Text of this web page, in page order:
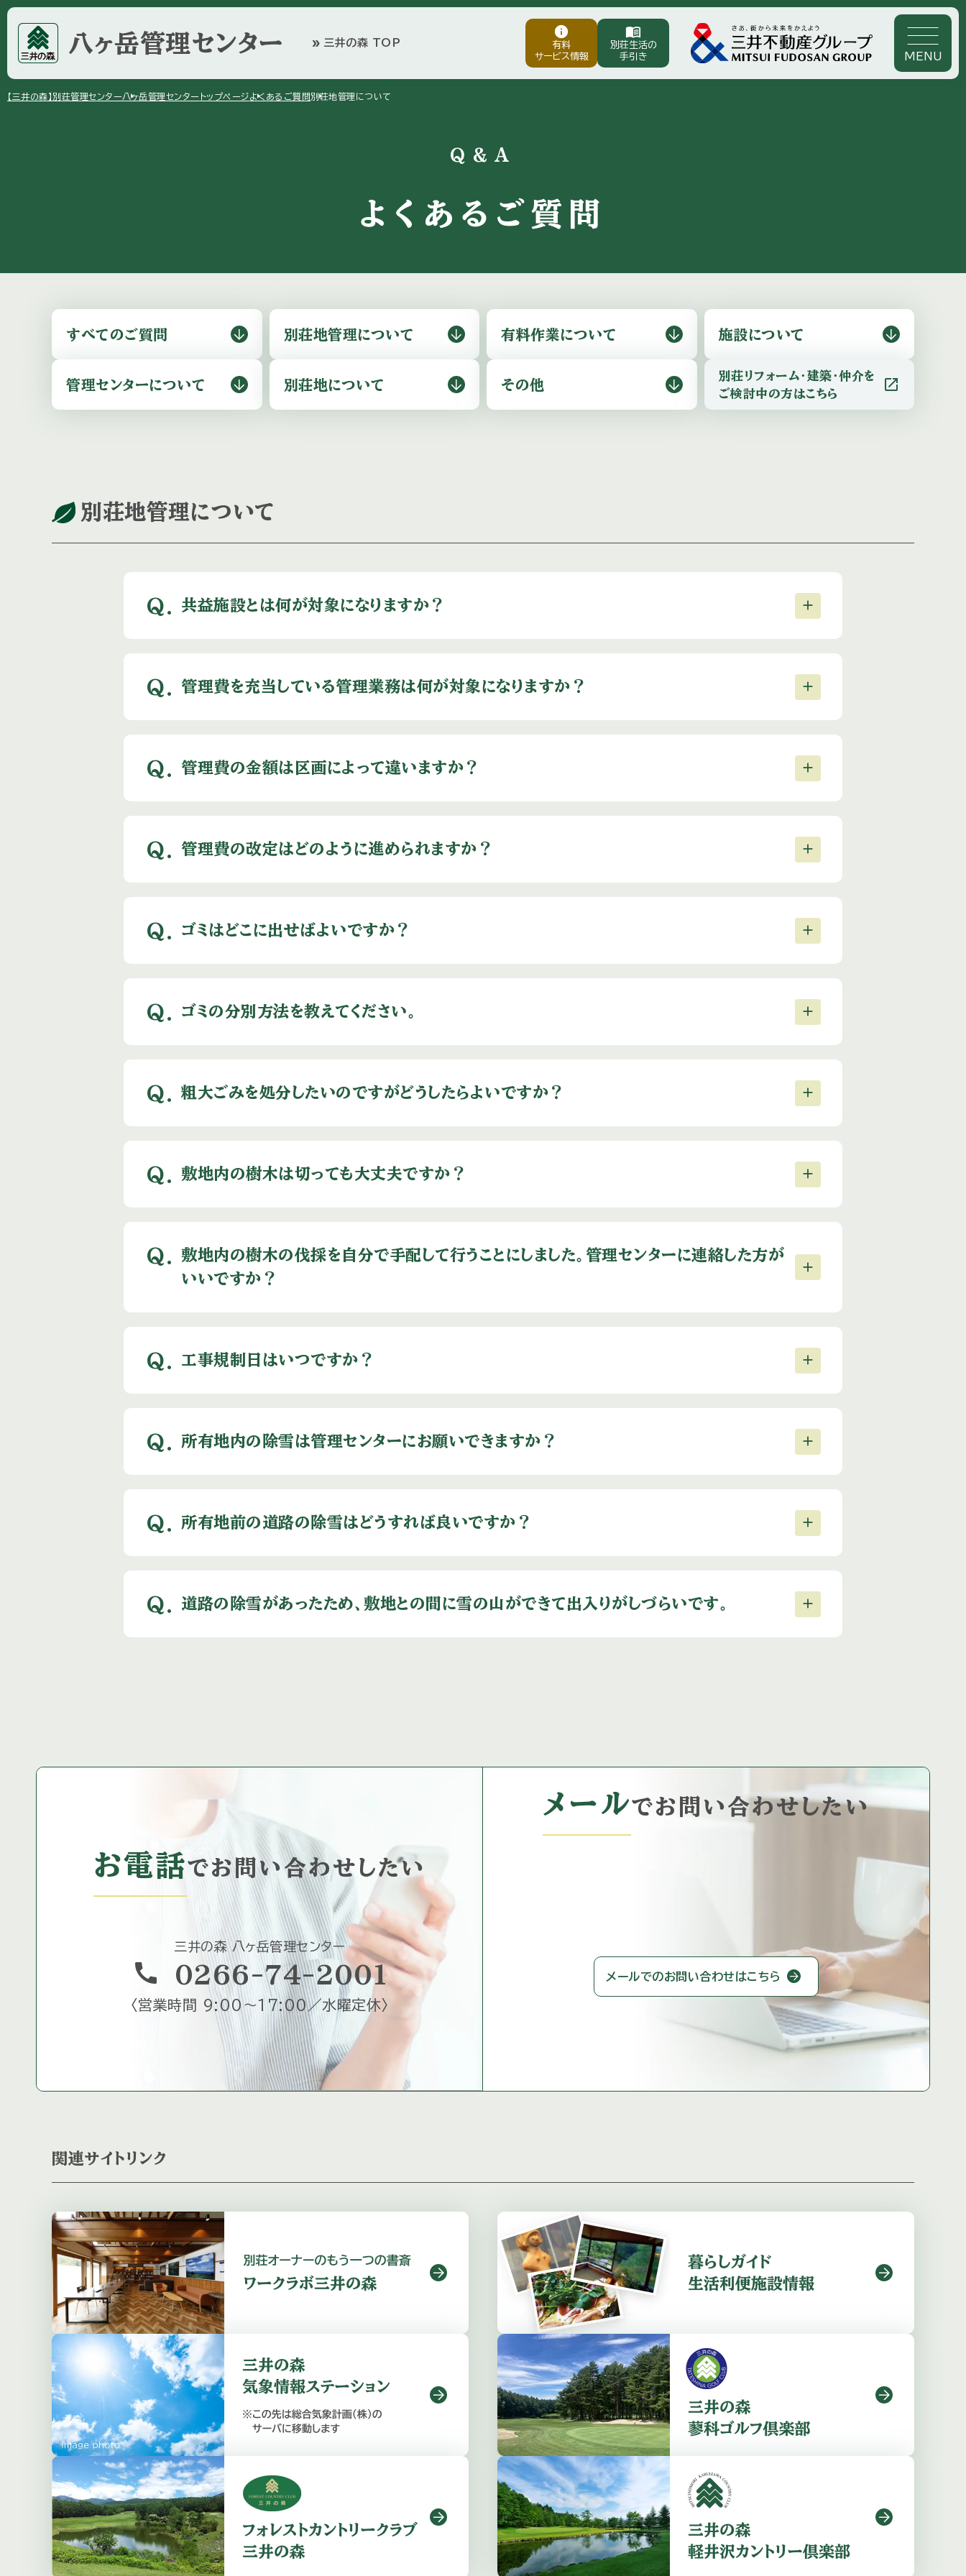
八ヶ岳管理センター double_arrow 三井の森 TOP
info
有料
サービス情報
menu_book
別荘生活の
手引き
MENU
【三井の森】 別荘管理センター arrow_right
八ヶ岳管理センター トップページ arrow_right
よくあるご質問 arrow_right
別荘地管理について
Q&A
よくあるご質問
すべてのご質問 別荘地管理について 有料作業について 施設について
管理センターについて 別荘地について その他
別荘リフォーム・建築・仲介を
ご検討中の方はこちら
open_in_new
別荘地管理について
Q. 共益施設とは何が対象になりますか？
Q. 管理費を充当している管理業務は何が対象になりますか？
Q. 管理費の金額は区画によって違いますか？
Q. 管理費の改定はどのように進められますか？
Q. ゴミはどこに出せばよいですか？
Q. ゴミの分別方法を教えてください。
Q. 粗大ごみを処分したいのですがどうしたらよいですか？
Q. 敷地内の樹木は切っても大丈夫ですか？
Q.
敷地内の樹木の伐採を自分で手配して行うことにしました。管理センターに連絡した方が
いいですか？
Q. 工事規制日はいつですか？
Q. 所有地内の除雪は管理センターにお願いできますか？
Q. 所有地前の道路の除雪はどうすれば良いですか？
Q. 道路の除雪があったため、敷地との間に雪の山ができて出入りがしづらいです。
お電話でお問い合わせしたい
三井の森 八ヶ岳管理センター
call 0266-74-2001
〈営業時間 9:00～17:00／水曜定休〉
メールでお問い合わせしたい
メールでのお問い合わせはこちら
関連サイトリンク